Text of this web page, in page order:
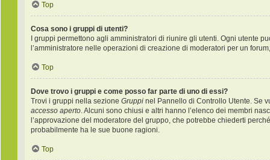
Top
Cosa sono i gruppi di utenti?
I gruppi permettono agli amministratori di riunire gli utenti. Ogni utente
l’amministratore nelle operazioni di creazione di moderatori per un
Top
Dove trovo i gruppi e come posso far parte di uno di essi?
Trovi i gruppi nella sezione Gruppi nel Pannello di Controllo Utente. Se
accesso aperto. Alcuni sono chiusi e altri hanno l’elenco dei membri
l’approvazione del moderatore del gruppo, che potrebbe chiederti
probabilmente ha le sue buone ragioni.
Top